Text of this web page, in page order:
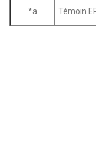
*a Témoin